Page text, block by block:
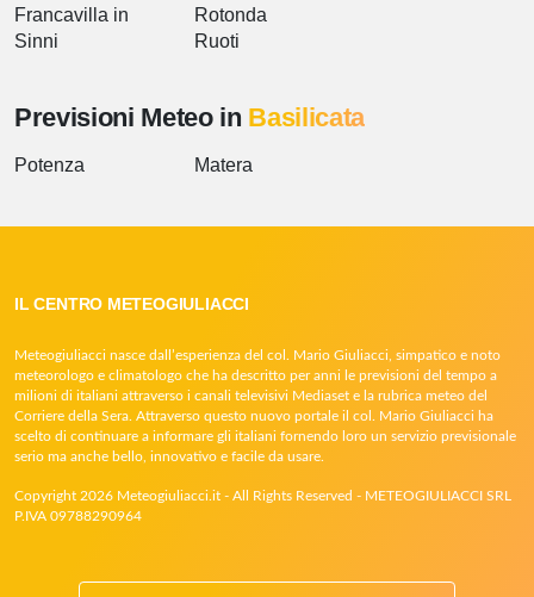
Francavilla in
Sinni
Rotonda
Ruoti
Previsioni Meteo in Basilicata
Potenza Matera
IL CENTRO METEOGIULIACCI
Meteogiuliacci nasce dall’esperienza del col. Mario Giuliacci, simpatico e noto
meteorologo e climatologo che ha descritto per anni le previsioni del tempo a
milioni di italiani attraverso i canali televisivi Mediaset e la rubrica meteo del
Corriere della Sera. Attraverso questo nuovo portale il col. Mario Giuliacci ha
scelto di continuare a informare gli italiani fornendo loro un servizio previsionale
serio ma anche bello, innovativo e facile da usare.
Copyright 2026 Meteogiuliacci.it - All Rights Reserved - METEOGIULIACCI SRL
P.IVA 09788290964